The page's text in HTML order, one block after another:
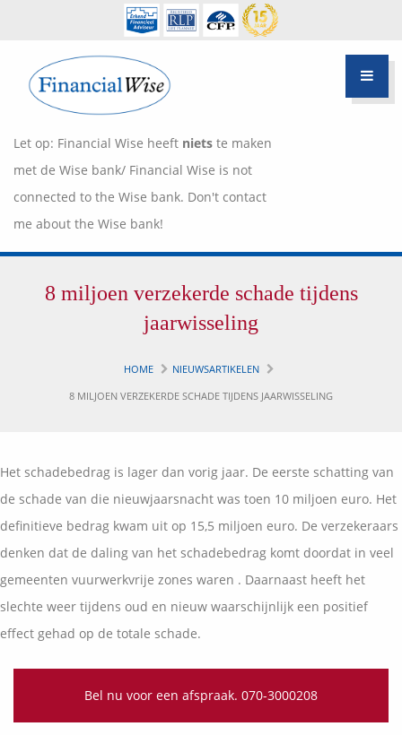
Let op: Financial Wise heeft niets te maken
met de Wise bank/ Financial Wise is not
connected to the Wise bank. Don't contact
me about the Wise bank!
Over Pietie Jeelof
Garanties
Samenwerkende partners
Media
Expats services
Onderhoudsabonnementen
Klanten over
Blog
Life style planning
8 miljoen verzekerde schade tijdens
jaarwisseling
HOME
NIEUWSARTIKELEN
8 MILJOEN VERZEKERDE SCHADE TIJDENS JAARWISSELING
Het schadebedrag is lager dan vorig jaar. De eerste schatting van
de schade van die nieuwjaarsnacht was toen 10 miljoen euro. Het
definitieve bedrag kwam uit op 15,5 miljoen euro. De verzekeraars
denken dat de daling van het schadebedrag komt doordat in veel
gemeenten vuurwerkvrije zones waren . Daarnaast heeft het
slechte weer tijdens oud en nieuw waarschijnlijk een positief
effect gehad op de totale schade.
Bel nu voor een afspraak. 070-3000208